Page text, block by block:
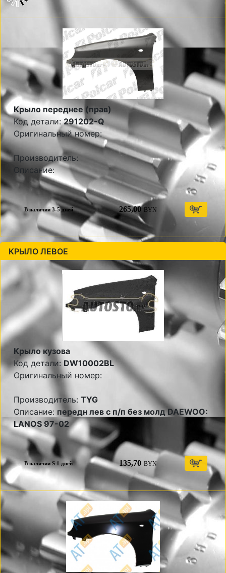
Крыло переднее (прав)
Код детали:291202-Q
Оригинальный номер:
Производитель:
Описание:
В наличии 3-5 дней 265,00 BYN
КРЫЛО ЛЕВОЕ
Крыло кузова
Код детали: DW10002BL
Оригинальный номер:
Производитель: TYG
Описание: передн лев с п/п без молд DAEWOO:
LANOS 97-02
В наличии S 1 дней 135,70 BYN